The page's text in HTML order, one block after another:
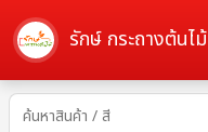
รักษ์ กระถางต้นไม้
ชวนชม ( ปูน ) -